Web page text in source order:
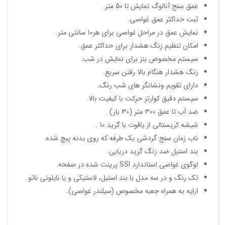
عمق سنج آنالوگ نمایش تا 50 متر.
ثبت حداکثر عمق غواصی.
نمایش عمق در مراحل غواصی برای هر10 سانتی متر.
امکان تنظیم زنگ هشدار برای حداکثر عمق.
سیستم مخصوص بنز برای نمایش در شب.
زنگ هشدار هنگام بالا رفتن سریع.
دارای تقویم ونشانگر های شب رنگ.
سیستم دقیق کوارتز حرکت با کیفیت بالا.
ضد آب تا عمق 300 متر (30 بار).
شیشه کریستالی از یاقوت با گرید 10 .
ناب زمان سنج گردشی یک طرفه که روی بدنه پیچ شده.
بند استیل ضد زنگ گرید دریایی.
لوگوی غواصی استاندارد SSI پرینت شده در صفحه.
تک رنگ و در سه مدل با بند استیل، لاستیکی و یا نایلونی ناتو.
ارایه به همراه جعبه مخصوص (سیلندر غواصی).